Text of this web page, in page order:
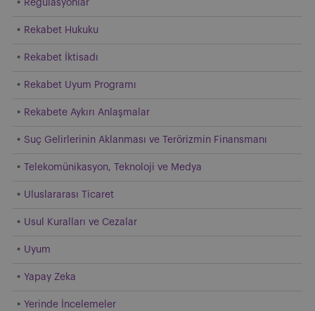
Regülasyonlar
Rekabet Hukuku
Rekabet İktisadı
Rekabet Uyum Programı
Rekabete Aykırı Anlaşmalar
Suç Gelirlerinin Aklanması ve Terörizmin Finansmanı
Telekomünikasyon, Teknoloji ve Medya
Uluslararası Ticaret
Usul Kuralları ve Cezalar
Uyum
Yapay Zeka
Yerinde İncelemeler